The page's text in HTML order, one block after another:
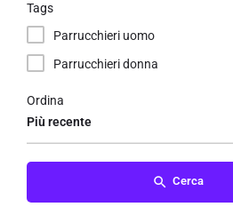
Tags
Parrucchieri uomo
Parrucchieri donna
Più recente
Ordina
Cerca